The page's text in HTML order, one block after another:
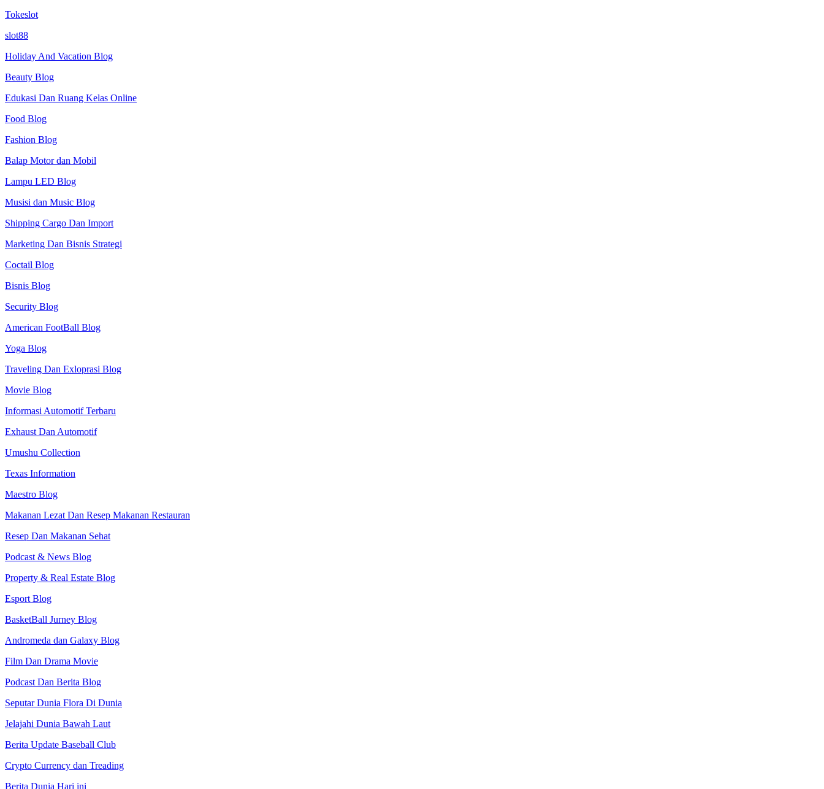
Tokeslot
slot88
Holiday And Vacation Blog
Beauty Blog
Edukasi Dan Ruang Kelas Online
Food Blog
Fashion Blog
Balap Motor dan Mobil
Lampu LED Blog
Musisi dan Music Blog
Shipping Cargo Dan Import
Marketing Dan Bisnis Strategi
Coctail Blog
Bisnis Blog
Security Blog
American FootBall Blog
Yoga Blog
Traveling Dan Exloprasi Blog
Movie Blog
Informasi Automotif Terbaru
Exhaust Dan Automotif
Umushu Collection
Texas Information
Maestro Blog
Makanan Lezat Dan Resep Makanan Restauran
Resep Dan Makanan Sehat
Podcast & News Blog
Property & Real Estate Blog
Esport Blog
BasketBall Jurney Blog
Andromeda dan Galaxy Blog
Film Dan Drama Movie
Podcast Dan Berita Blog
Seputar Dunia Flora Di Dunia
Jelajahi Dunia Bawah Laut
Berita Update Baseball Club
Crypto Currency dan Treading
Berita Dunia Hari ini